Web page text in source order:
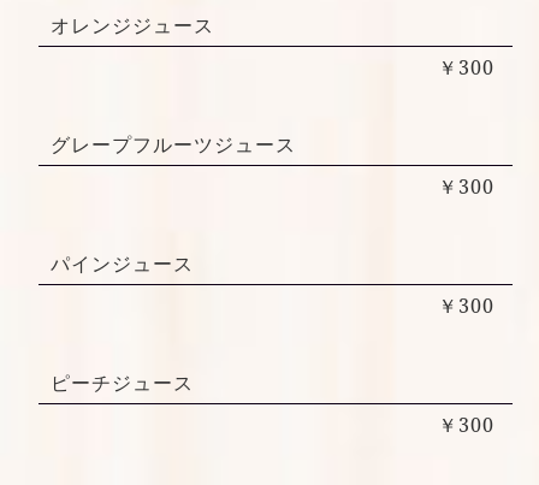
オレンジジュース
￥300
グレープフルーツジュース
￥300
パインジュース
￥300
ピーチジュース
￥300